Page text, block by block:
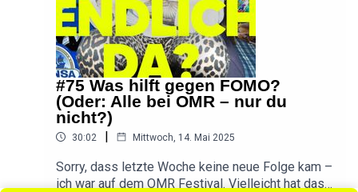
#75 Was hilft gegen FOMO?
(Oder: Alle bei OMR – nur du
nicht?)
30:02 | Mittwoch, 14. Mai 2025
Sorry, dass letzte Woche keine neue Folge kam –
ich war auf dem OMR Festival. Vielleicht hat das